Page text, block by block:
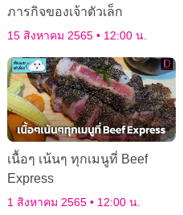
ภารกิจของเจ้าตัวเล็ก
15 สิงหาคม 2565 12:00 น.
เนื้อๆ เน้นๆ ทุกเมนูที่ Beef
Express
1 สิงหาคม 2565 12:00 น.